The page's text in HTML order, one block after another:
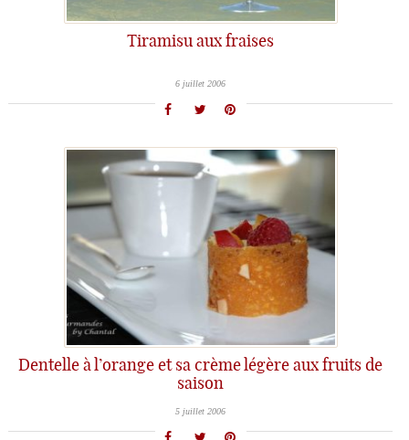
Tiramisu aux fraises
6 juillet 2006
Dentelle à l’orange et sa crème légère aux fruits de
saison
5 juillet 2006